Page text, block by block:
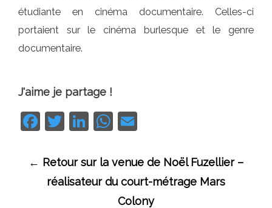
étudiante en cinéma documentaire. Celles-ci
portaient sur le cinéma burlesque et le genre
documentaire.
J'aime je partage !
Facebook
Twitter
LinkedIn
WhatsApp
Navigation
des
← Retour sur la venue de Noël Fuzellier –
réalisateur du court-métrage Mars
Colony